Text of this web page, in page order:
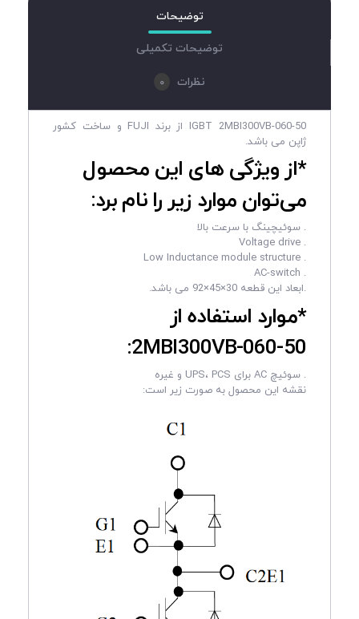
توضیحات
توضیحات تکمیلی
نظرات 0
IGBT 2MBI300VB-060-50 از برند FUJI و ساخت کشور
ژاپن می باشد.
*از ویژگی های این محصول
می‌توان موارد زیر را نام برد:
. سوئیچینگ با سرعت بالا
. Voltage drive
. Low Inductance module structure
. AC-switch
.ابعاد این قطعه 30×45×92 می باشد.
*موارد استفاده از
2MBI300VB-060-50:
. سوئیچ AC برای UPS، PCS و غیره
نقشه این محصول به صورت زیر است: